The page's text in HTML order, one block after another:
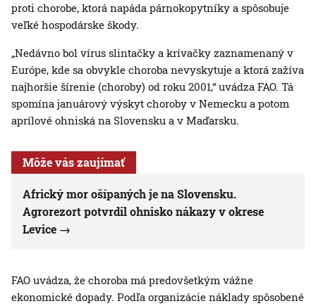
proti chorobe, ktorá napáda párnokopytníky a spôsobuje
veľké hospodárske škody.
„Nedávno bol vírus slintačky a krívačky zaznamenaný v
Európe, kde sa obvykle choroba nevyskytuje a ktorá zažíva
najhoršie šírenie (choroby) od roku 2001,“ uvádza FAO. Tá
spomína januárový výskyt choroby v Nemecku a potom
aprílové ohniská na Slovensku a v Maďarsku.
Môže vás zaujímať
Africký mor ošípaných je na Slovensku.
Agrorezort potvrdil ohnisko nákazy v okrese
Levice
FAO uvádza, že choroba má predovšetkým vážne
ekonomické dopady. Podľa organizácie náklady spôsobené